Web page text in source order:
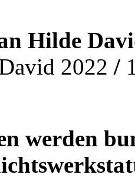
Hilde
2022 /
werden